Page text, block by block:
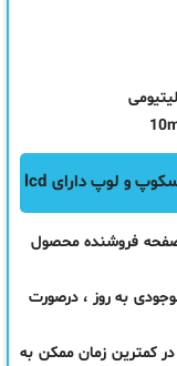
صفحه فروشنده محصول
به روز ، درصورت
کمترین زمان ممکن به